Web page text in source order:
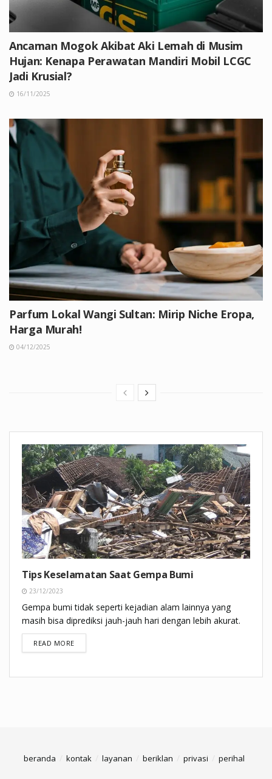
Ancaman Mogok Akibat Aki Lemah di Musim
Hujan: Kenapa Perawatan Mandiri Mobil LCGC
Jadi Krusial?
16/11/2025
Parfum Lokal Wangi Sultan: Mirip Niche Eropa,
Harga Murah!
04/12/2025
Tips Keselamatan Saat Gempa Bumi
23/12/2023
Gempa bumi tidak seperti kejadian alam lainnya yang
masih bisa diprediksi jauh-jauh hari dengan lebih akurat.
READ MOREDETAILS
beranda kontak layanan beriklan privasi perihal